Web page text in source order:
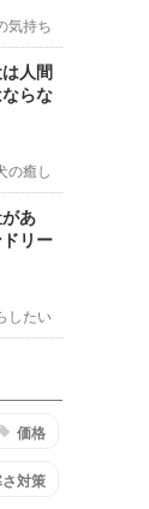
気持ち
人間
らな
の癒し
あ
リー
したい
価格
対策